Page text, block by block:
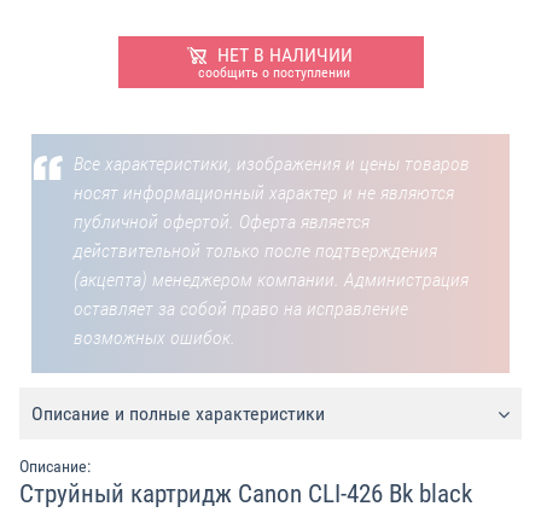
НЕТ В НАЛИЧИИ
сообщить о поступлении
Все характеристики, изображения и цены товаров
носят информационный характер и не являются
публичной офертой. Оферта является
действительной только после подтверждения
(акцепта) менеджером компании. Администрация
оставляет за собой право на исправление
возможных ошибок.
Описание и полные характеристики
Описание:
Струйный картридж Canon CLI-426 Bk black